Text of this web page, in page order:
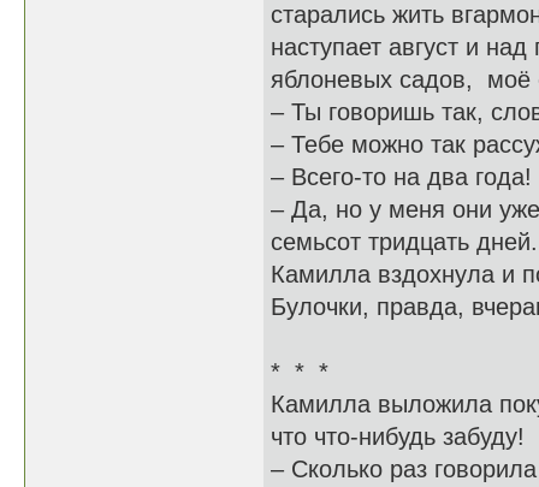
старались жить
наступает август и
яблоневых садов, моё
– Ты говоришь так,
– Тебе можно так
– Всего-то на два года!
– Да, но у меня они
семьсот тридцать дней.
Камилла вздохнула и
Булочки, правда,
* * *
Камилла выложила
что что-нибудь забуду!
– Сколько раз